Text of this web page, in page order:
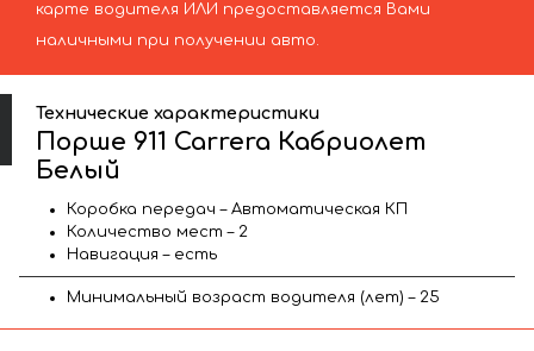
карте водителя ИЛИ предоставляется Вами
наличными при получении авто.
Технические характеристики
Порше 911 Carrera Кабриолет
Белый
Коробка передач – Автоматическая КП
Количество мест – 2
Навигация – есть
Минимальный возраст водителя (лет) – 25